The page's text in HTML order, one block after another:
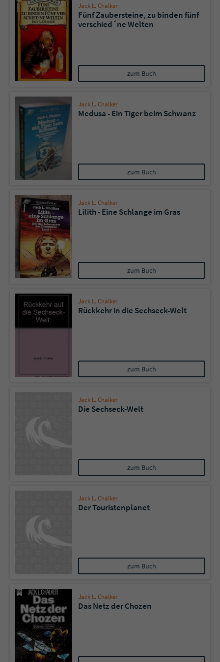
Jack L. Chalker
Fünf Zaubersteine, zu binden fünf
verschied´ne Welten
zum Buch
Jack L. Chalker
Medusa - Ein Tiger beim Schwanz
zum Buch
Jack L. Chalker
Lilith - Eine Schlange im Gras
zum Buch
Jack L. Chalker
Rückkehr in die Sechseck-Welt
zum Buch
Jack L. Chalker
Die Sechseck-Welt
zum Buch
Jack L. Chalker
Der Touristenplanet
zum Buch
Jack L. Chalker
Das Netz der Chozen
Name tx_pwcomments_ahash
Anbieter
Laufzeit 1 Jahr
Name
Anbieter
Laufzeit
Zweck
Kommunikation der Webseite mit dem
Benutzer. Es wird benötigt um z. B. den
überprüfen.